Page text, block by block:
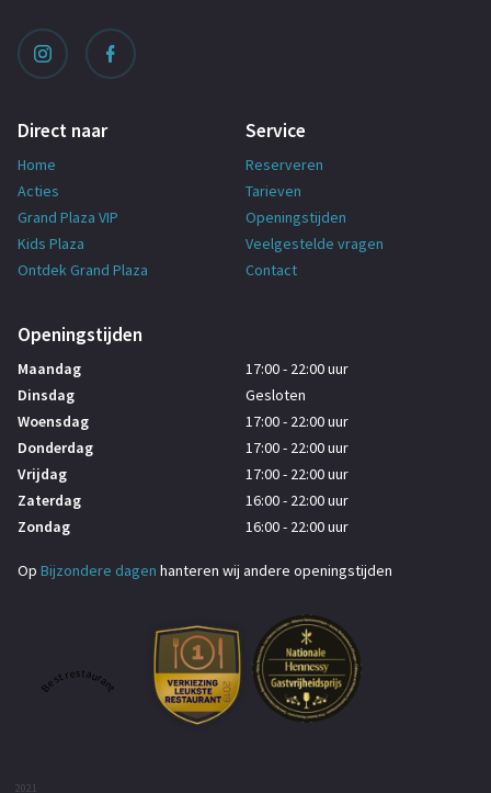
Direct naar
Home
Acties
Grand Plaza VIP
Kids Plaza
Ontdek Grand Plaza
Service
Reserveren
Tarieven
Openingstijden
Veelgestelde vragen
Contact
Openingstijden
Maandag
Dinsdag
Woensdag
Donderdag
Vrijdag
Zaterdag
Zondag
17:00 - 22:00 uur
Gesloten
17:00 - 22:00 uur
17:00 - 22:00 uur
17:00 - 22:00 uur
16:00 - 22:00 uur
16:00 - 22:00 uur
Op Bijzondere dagen hanteren wij andere openingstijden
Best restaurant
2021